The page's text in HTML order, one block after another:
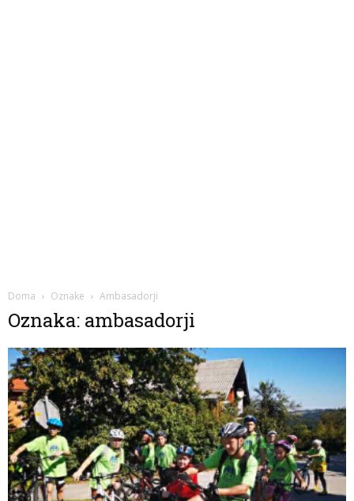
Doma Oznake Ambasadorji
Oznaka: ambasadorji